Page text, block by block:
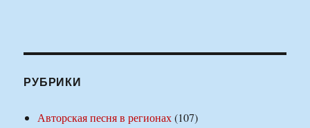
РУБРИКИ
Авторская песня в регионах(107)